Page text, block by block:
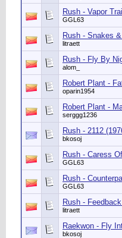
Rush - Vapor
GGL63
Rush - Snakes
litraett
Rush - Fly By
alom_
Robert Plant -
oparin1954
Robert Plant -
serggg1236
Rush - 2112
bkosoj
Rush - Caress
GGL63
Rush -
GGL63
Rush -
litraett
Raekwon - Fly
bkosoj